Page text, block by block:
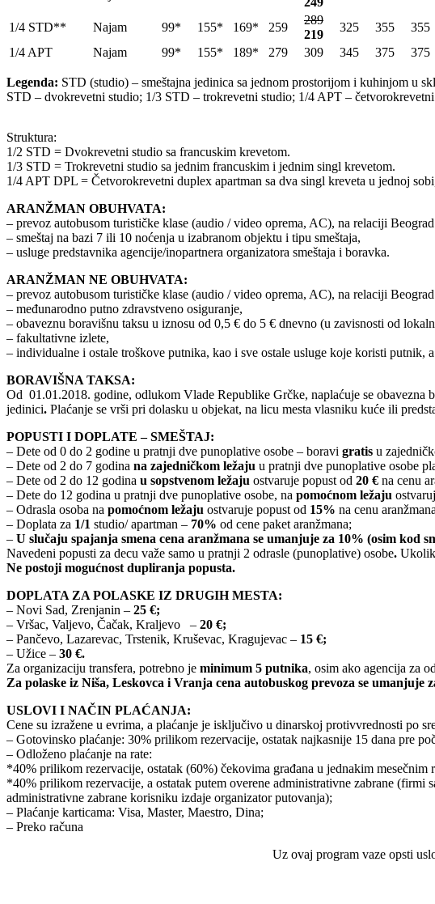
1/4 STD** Najam 99* 155* 169* 259
289
219
325 355 355
1/4 APT
Najam 99* 155* 189* 279 309 345 375 375
Legenda: STD (studio) – smeštajna jedinica sa jednom prostorijom i kuhinjom u
STD – dvokrevetni studio; 1/3 STD – trokrevetni studio; 1/4 APT – četvorokrevetni
Struktura:
1/2 STD = Dvokrevetni studio sa francuskim krevetom.
1/3 STD = Trokrevetni studio sa jednim francuskim i jednim singl krevetom.
1/4 APT DPL = Četvorokrevetni duplex apartman sa dva singl kreveta u jednoj
ARANŽMAN OBUHVATA:
– prevoz autobusom turističke klase (audio / video oprema, AC), na relaciji
– smeštaj na bazi 7 ili 10 noćenja u izabranom objektu i tipu smeštaja,
– usluge predstavnika agencije/inopartnera organizatora smeštaja i boravka.
ARANŽMAN NE OBUHVATA:
– prevoz autobusom turističke klase (audio / video oprema, AC), na relaciji
– međunarodno putno zdravstveno osiguranje,
– obaveznu boravišnu taksu u iznosu od 0,5 € do 5 € dnevno (u zavisnosti od
– fakultativne izlete,
– individualne i ostale troškove putnika, kao i sve ostale usluge koje koristi
BORAVIŠNA TAKSA:
Od 01.01.2018. godine, odlukom Vlade Republike Grčke, naplaćuje se obavezna
jedinici. Plaćanje se vrši pri dolasku u objekat, na licu mesta vlasniku kuće ili
POPUSTI I DOPLATE – SMEŠTAJ:
– Dete od 0 do 2 godine u pratnji dve punoplative osobe – boravi gratis u
– Dete od 2 do 7 godina na zajedničkom ležaju u pratnji dve punoplative osobe
– Dete od 2 do 12 godina u sopstvenom ležaju ostvaruje popust od 20 € na cenu
– Dete do 12 godina u pratnji dve punoplative osobe, na pomoćnom ležaju
– Odrasla osoba na pomoćnom ležaju ostvaruje popust od 15% na cenu
– Doplata za 1/1 studio/ apartman – 70% od cene paket aranžmana;
– U slučaju spajanja smena cena aranžmana se umanjuje za 10% (osim kod
Navedeni popusti za decu važe samo u pratnji 2 odrasle (punoplative) osobe.
Ne postoji mogućnost dupliranja popusta.
DOPLATA ZA POLASKE IZ DRUGIH MESTA:
– Novi Sad, Zrenjanin – 25 €;
– Vršac, Valjevo, Čačak, Kraljevo – 20 €;
– Pančevo, Lazarevac, Trstenik, Kruševac, Kragujevac – 15 €;
– Užice – 30 €.
Za organizaciju transfera, potrebno je minimum 5 putnika, osim ako agencija za
Za polaske iz Niša, Leskovca i Vranja cena autobuskog prevoza se umanjuje
USLOVI I NAČIN PLAĆANJA:
Cene su izražene u evrima, a plaćanje je isključivo u dinarskoj protivvrednosti po
– Gotovinsko plaćanje: 30% prilikom rezervacije, ostatak najkasnije 15 dana pre
– Odloženo plaćanje na rate:
*40% prilikom rezervacije, ostatak (60%) čekovima građana u jednakim
*40% prilikom rezervacije, a ostatak putem overene administrativne zabrane
administrativne zabrane korisniku izdaje organizator putovanja);
– Plaćanje karticama: Visa, Master, Maestro, Dina;
– Preko računa
Uz ovaj program vaze opsti